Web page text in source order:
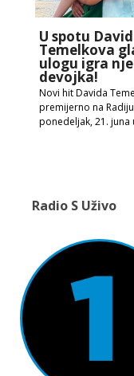
U spotu
Temelkova
ulogu igra
devojka!
Novi hit Davida
premijerno na Radiju
ponedeljak, 21. juna
Radio S Uživo